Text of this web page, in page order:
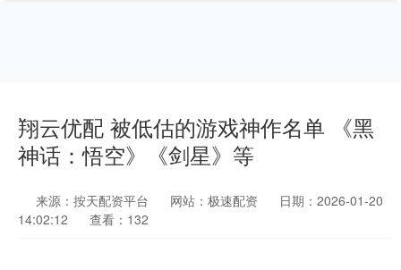
翔云优配 被低估的游戏神作名单 《黑
神话：悟空》《剑星》等
来源：按天配资平台 网站：极速配资
日期：2026-01-20
14:02:12
查看：132